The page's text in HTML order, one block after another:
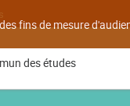
fins de mesure
des études